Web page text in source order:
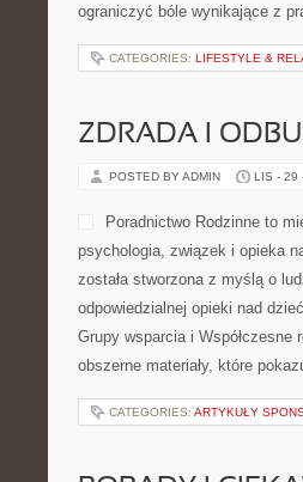
ograniczyć bóle wynikające z
CATEGORIES: LIFESTYLE &
ZDRADA I
POSTED BY ADMIN LIS - 29
Poradnictwo Rodzinne to
psychologia, związek i opieka
została stworzona z myślą o
odpowiedzialnej opieki nad
Grupy wsparcia i
obszerne materiały, które
CATEGORIES: ARTYKUŁY